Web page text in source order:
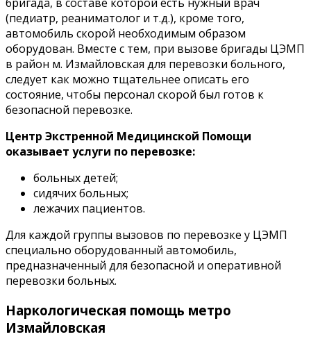
(педиатр, реаниматолог и т.д.), кроме того,
автомобиль скорой необходимым образом
оборудован. Вместе с тем, при вызове бригады ЦЭМП
в район м. Измайловская для перевозки больного,
следует как можно тщательнее описать его
состояние, чтобы персонал скорой был готов к
безопасной перевозке.
Центр Экстренной Медицинской Помощи
оказывает услуги по перевозке:
больных детей;
сидячих больных;
лежачих пациентов.
Для каждой группы вызовов по перевозке у ЦЭМП
специально оборудованный автомобиль,
предназначенный для безопасной и оперативной
перевозки больных.
Наркологическая помощь метро
Измайловская